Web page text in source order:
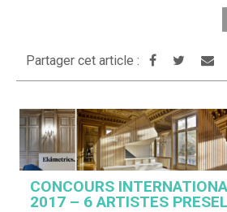
Partager cet article :
CONCOURS
2017 – 6 ARTISTES